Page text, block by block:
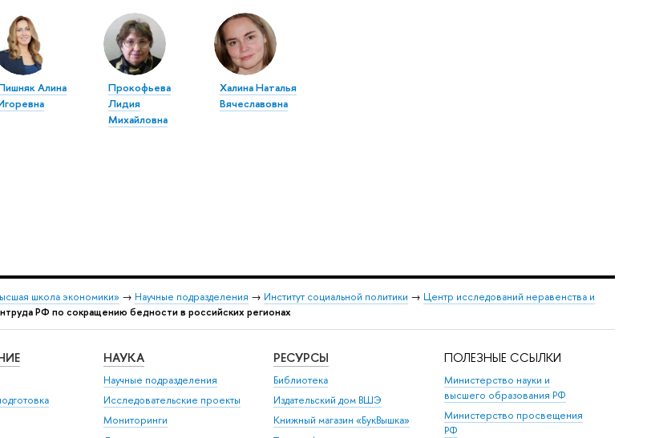
Алина
Прокофьева
Лидия
Михайловна
Халина Наталья
Вячеславовна
школа экономики» → Научные подразделения → Институт социальной политики → Центр исследований неравенства и
РФ по сокращению бедности в российских регионах
НАУКА
Научные подразделения
Исследовательские проекты
Мониторинги
РЕСУРСЫ
Библиотека
Издательский дом ВШЭ
Книжный магазин «БукВышка»
ПОЛЕЗНЫЕ ССЫЛКИ
Министерство науки и
высшего образования РФ
Министерство просвещения
РФ